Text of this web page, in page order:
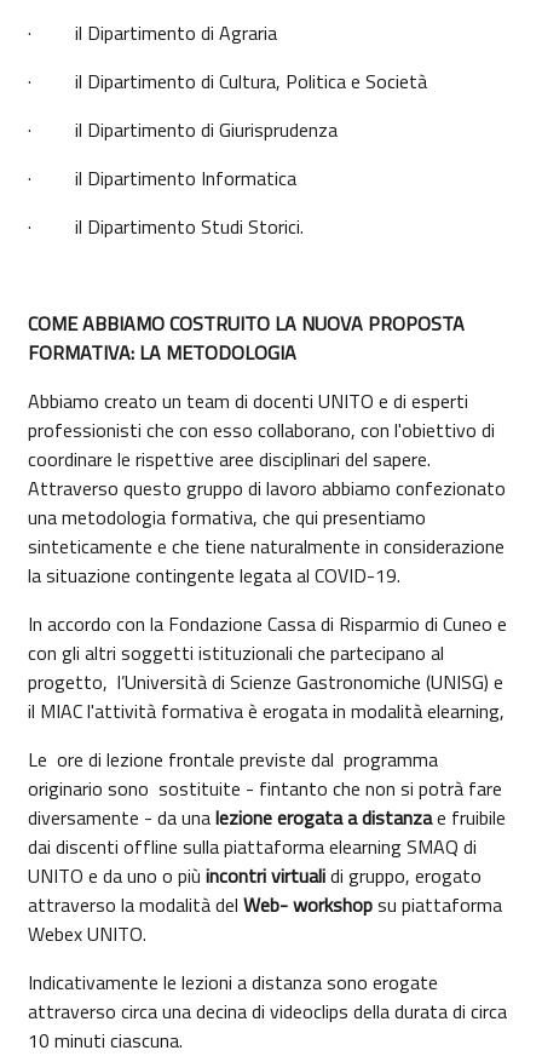
· il Dipartimento di Agraria
· il Dipartimento di Cultura, Politica e Società
· il Dipartimento di Giurisprudenza
· il Dipartimento Informatica
· il Dipartimento Studi Storici.
COME ABBIAMO COSTRUITO LA NUOVA PROPOSTA
FORMATIVA: LA METODOLOGIA
Abbiamo creato un team di docenti UNITO e di esperti
professionisti che con esso collaborano, con l'obiettivo di
coordinare le rispettive aree disciplinari del sapere.
Attraverso questo gruppo di lavoro abbiamo confezionato
una metodologia formativa, che qui presentiamo
sinteticamente e che tiene naturalmente in considerazione
la situazione contingente legata al COVID-19.
In accordo con la Fondazione Cassa di Risparmio di Cuneo e
con gli altri soggetti istituzionali che partecipano al
progetto, l’Università di Scienze Gastronomiche (UNISG) e
il MIAC l'attività formativa è erogata in modalità elearning,
Le ore di lezione frontale previste dal programma
originario sono sostituite - fintanto che non si potrà fare
diversamente - da unalezione erogata a distanzae fruibile
dai discenti offline sulla piattaforma elearning SMAQ di
UNITO e da uno o più incontri virtualidi gruppo, erogato
attraverso la modalità del Web- workshopsu piattaforma
Webex UNITO.
Indicativamente le lezioni a distanza sono erogate
attraverso circa una decina di videoclips della durata di circa
10 minuti ciascuna.